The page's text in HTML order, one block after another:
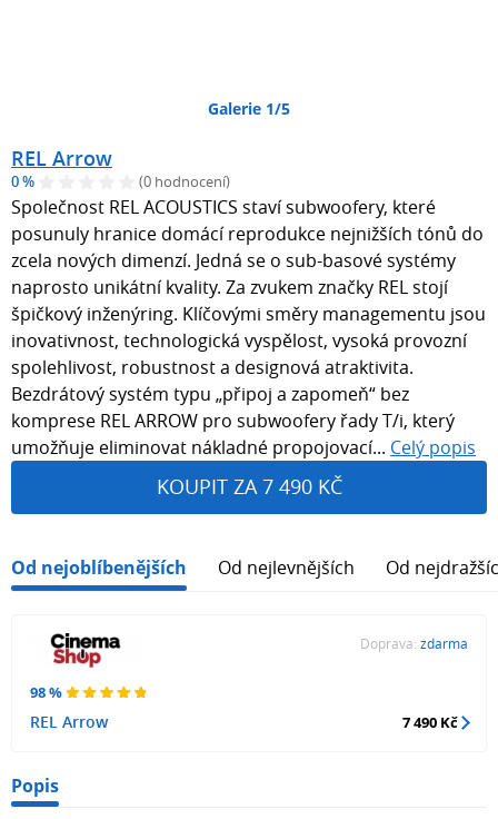
Galerie 1/5
REL Arrow
0 % (0 hodnocení)
Společnost REL ACOUSTICS staví subwoofery, které
posunuly hranice domácí reprodukce nejnižších tónů do
zcela nových dimenzí. Jedná se o sub-basové systémy
naprosto unikátní kvality. Za zvukem značky REL stojí
špičkový inženýring. Klíčovými směry managementu jsou
inovativnost, technologická vyspělost, vysoká provozní
spolehlivost, robustnost a designová atraktivita.
Bezdrátový systém typu „připoj a zapomeň“ bez
komprese REL ARROW pro subwoofery řady T/i, který
umožňuje eliminovat nákladné propojovací... Celý popis
KOUPIT ZA 7 490 KČ
Od nejoblíbenějších Od nejlevnějších Od
98 %
REL Arrow
Doprava: zdarma
7 490 Kč
Popis